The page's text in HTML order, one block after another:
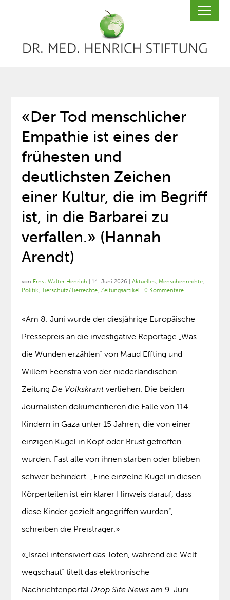
«Der Tod menschlicher
Empathie ist eines der
frühesten und
deutlichsten Zeichen
einer Kultur, die im Begriff
ist, in die Barbarei zu
verfallen.» (Hannah
Arendt)
von Ernst Walter Henrich |14. Juni 2026 |Aktuelles, Menschenrechte,
Politik,Tierschutz/Tierrechte,Zeitungsartikel |0 Kommentare
«Am 8. Juni wurde der diesjährige Europäische
Pressepreis an die investigative Reportage „Was
die Wunden erzählen“ von Maud Effting und
Willem Feenstra von der niederländischen
ZeitungDe Volkskrantverliehen. Die beiden
Journalisten dokumentieren die Fälle von 114
Kindern in Gaza unter 15 Jahren, die von einer
einzigen Kugel in Kopf oder Brust getroffen
wurden. Fast alle von ihnen starben oder blieben
schwer behindert. „Eine einzelne Kugel in diesen
Körperteilen ist ein klarer Hinweis darauf, dass
diese Kinder gezielt angegriffen wurden“,
schreiben die Preisträger.»
«„Israel intensiviert das Töten, während die Welt
wegschaut“ titelt das elektronische
NachrichtenportalDrop Site News am 9. Juni.